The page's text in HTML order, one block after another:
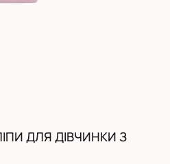
ДЛЯ ДІВЧИНКИ З